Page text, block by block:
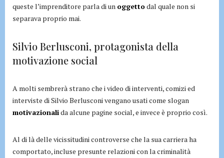
queste l’imprenditore parla di un oggettodal quale non si
separava proprio mai.
Silvio Berlusconi, protagonista della
motivazione social
A molti sembrerà strano che i video di interventi, comizi ed
interviste di Silvio Berlusconi vengano usati come slogan
motivazionalida alcune pagine social, e invece è proprio così.
Al di là delle vicissitudini controverse che la sua carriera ha
comportato, incluse presunte relazioni con la criminalità